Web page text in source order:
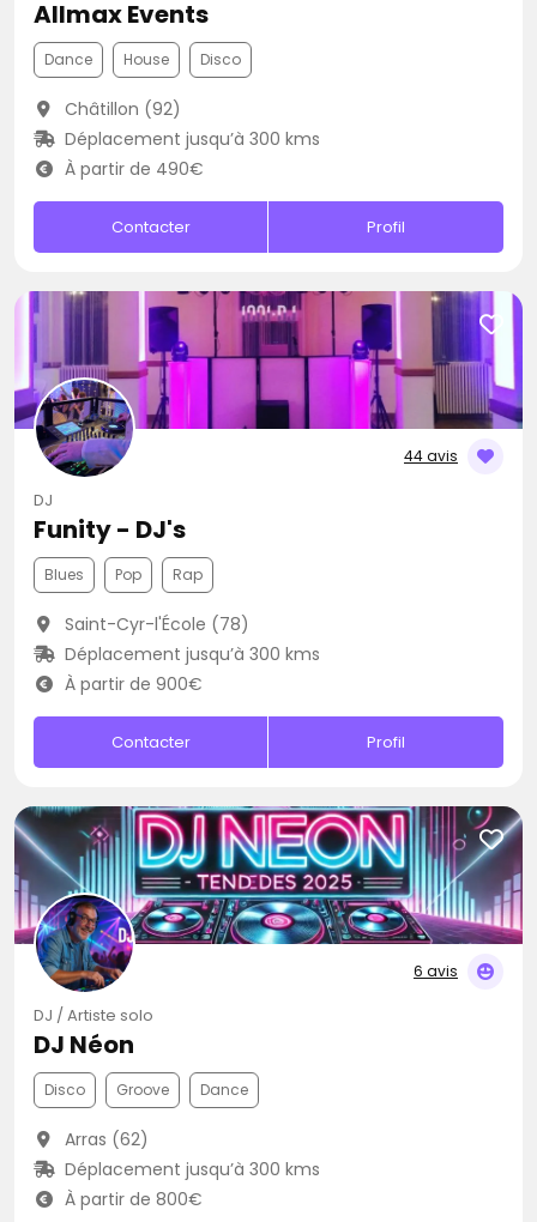
Allmax Events
Dance House Disco
Châtillon (92)
Déplacement jusqu’à 300 kms
À partir de 490€
Contacter Profil
44 avis
DJ
Funity - DJ's
Blues Pop Rap
Saint-Cyr-l'École (78)
Déplacement jusqu’à 300 kms
À partir de 900€
Contacter Profil
6 avis
DJ / Artiste solo
DJ Néon
Disco Groove Dance
Arras (62)
Déplacement jusqu’à 300 kms
À partir de 800€